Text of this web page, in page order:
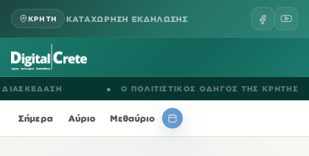
ΚΡΗΤΗ ΚΑΤΑΧΩΡΗΣΗ ΕΚΔΗΛΩΣΗΣ
Ο ΠΟΛΙΤΙΣΤΙΚΟΣ ΟΔΗΓΟΣ ΤΗΣ ΚΡΗΤΗΣ
Σήμερα Αύριο Μεθαύριο